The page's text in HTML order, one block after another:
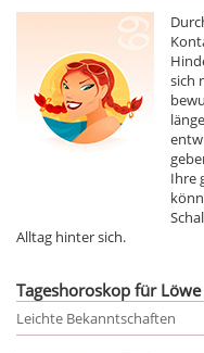
sich
Ihre
Alltag hinter sich.
Tageshoroskop für
Leichte Bekanntschaften